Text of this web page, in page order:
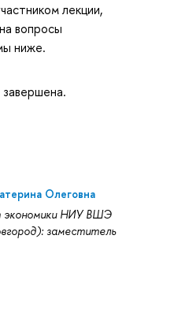
лекции,
вопросы
ниже.
Олеговна
экономики НИУ ВШЭ
заместитель